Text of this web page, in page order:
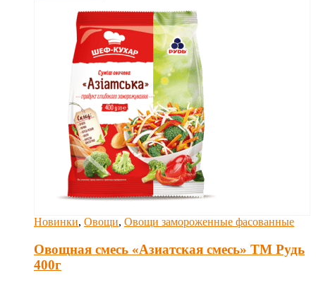
Новинки, Овощи, Овощи замороженные фасованные
Овощная смесь «Азиатская смесь» ТМ Рудь
400г